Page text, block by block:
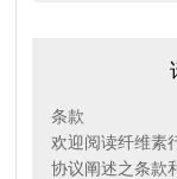
条款
欢迎阅读纤维素
协议阐述之条款